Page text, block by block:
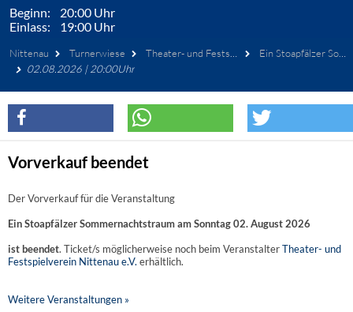
Beginn: 20:00 Uhr
Einlass: 19:00 Uhr
Nittenau Turnerwiese Theater- und Festspielverein Nittenau
Ein Stoapfälzer Sommernachtstraum
02.08.2026 | 20:00Uhr
Vorverkauf beendet
Der Vorverkauf für die Veranstaltung
Ein Stoapfälzer Sommernachtstraum am Sonntag 02. August 2026
ist beendet. Ticket/s möglicherweise noch beim VeranstalterTheater- und
Festspielverein Nittenau e.V. erhältlich.
Weitere Veranstaltungen »